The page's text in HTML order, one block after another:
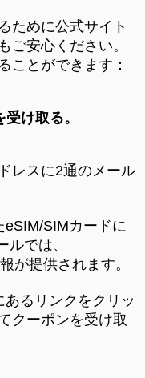
ために公式サイト
ご安心ください。
ことができます：
け取る。
レスに2通のメール
SIMカードに
では、
が提供されます。
あるリンクをクリッ
クーポンを受け取